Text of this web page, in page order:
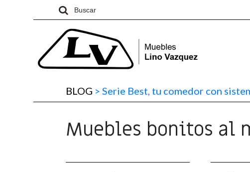
BLOG > Serie Best, tu comedor con
Muebles bonitos al